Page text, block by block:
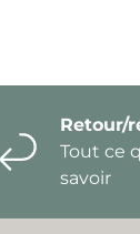
Retour/
Tout ce
savoir